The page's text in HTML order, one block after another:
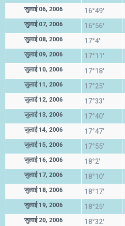
जुलाई 06, 2006 16°49'
जुलाई 07, 2006 16°56'
जुलाई 08, 2006 17°4'
जुलाई 09, 2006 17°11'
जुलाई 10, 2006 17°18'
जुलाई 11, 2006 17°25'
जुलाई 12, 2006 17°33'
जुलाई 13, 2006 17°40'
जुलाई 14, 2006 17°47'
जुलाई 15, 2006 17°55'
जुलाई 16, 2006 18°2'
जुलाई 17, 2006 18°10'
जुलाई 18, 2006 18°17'
जुलाई 19, 2006 18°25'
जुलाई 20, 2006 18°32'